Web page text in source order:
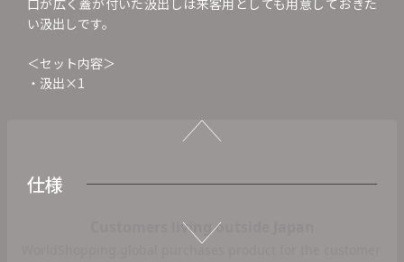
い汲出しです。
＜セット内容＞
・汲出×1
仕様